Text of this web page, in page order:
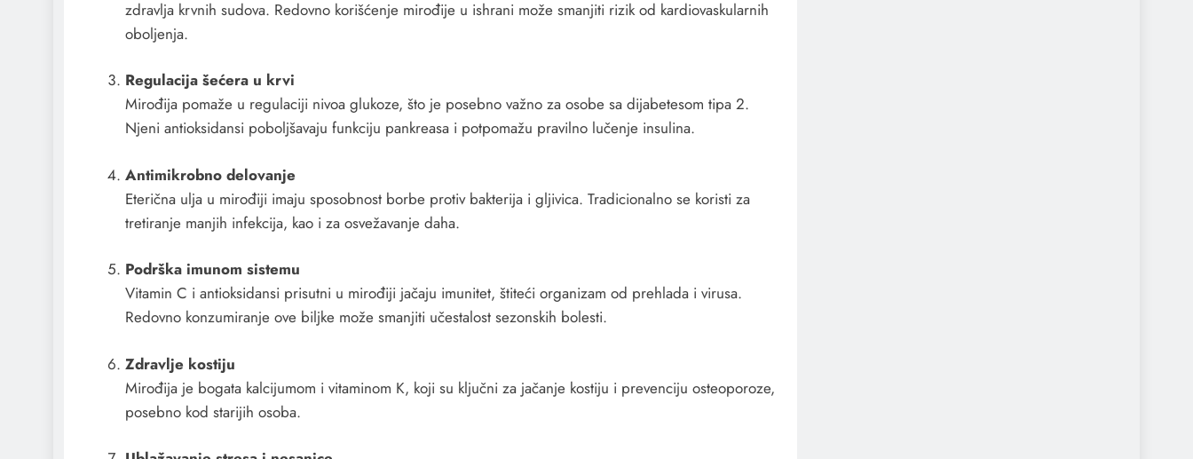
zdravlja krvnih sudova. Redovno korišćenje mirođije u ishrani može smanjiti rizik od kardiovaskularnih
oboljenja.
Regulacija šećera u krvi
Mirođija pomaže u regulaciji nivoa glukoze, što je posebno važno za osobe sa dijabetesom tipa 2.
Njeni antioksidansi poboljšavaju funkciju pankreasa i potpomažu pravilno lučenje insulina.
Antimikrobno delovanje
Eterična ulja u mirođiji imaju sposobnost borbe protiv bakterija i gljivica. Tradicionalno se koristi za
tretiranje manjih infekcija, kao i za osvežavanje daha.
Podrška imunom sistemu
Vitamin C i antioksidansi prisutni u mirođiji jačaju imunitet, štiteći organizam od prehlada i virusa.
Redovno konzumiranje ove biljke može smanjiti učestalost sezonskih bolesti.
Zdravlje kostiju
Mirođija je bogata kalcijumom i vitaminom K, koji su ključni za jačanje kostiju i prevenciju osteoporoze,
posebno kod starijih osoba.